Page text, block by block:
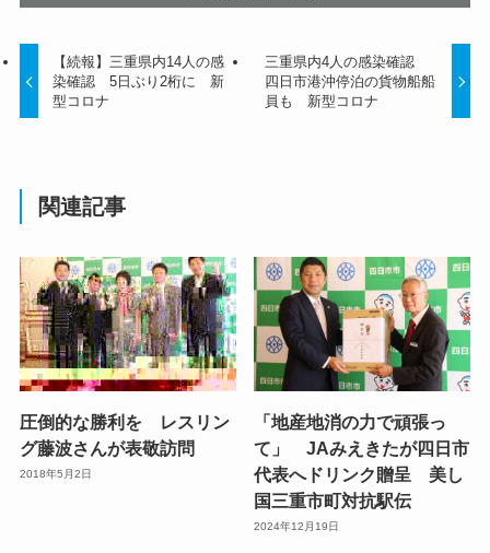
【続報】三重県内14人の感
染確認 5日ぶり2桁に 新
型コロナ
三重県内4人の感染確認
四日市港沖停泊の貨物船船
員も 新型コロナ
関連記事
圧倒的な勝利を レスリン
グ藤波さんが表敬訪問
2018年5月2日
「地産地消の力で頑張っ
て」 JAみえきたが四日市
代表へドリンク贈呈 美し
国三重市町対抗駅伝
2024年12月19日